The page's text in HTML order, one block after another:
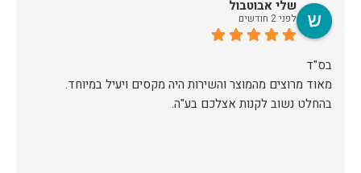
שלי אבוטבול
לפני 2 חודשים
מאוד מרוצים מהמוצר והשירות היה מקסים ויעיל במיוחד.
בהחלט נשוב לקנות אצלכם בע"ה.